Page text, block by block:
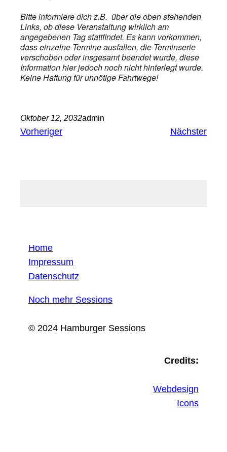
Bitte informiere dich z.B. über die oben stehenden
Links, ob diese Veranstaltung wirklich am
angegebenen Tag stattfindet. Es kann vorkommen,
dass einzelne Termine ausfallen, die Terminserie
verschoben oder insgesamt beendet wurde, diese
Information hier jedoch noch nicht hinterlegt wurde.
Keine Haftung für unnötige Fahrtwege!
Oktober 12, 2032admin
Vorheriger Nächster
Home
Impressum
Datenschutz
Noch mehr Sessions
© 2024 Hamburger Sessions
Credits:
Webdesign
Icons